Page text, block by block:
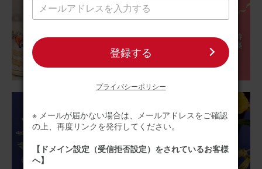
華やか〜
気分上がります
アレンジメント(カラフル) Sサイズ
いち 30代
可愛らしいサイズです
登録する
プライバシーポリシー
※ メールが届かない場合は、メールアドレスをご確認
の上、再度リンクを発行してください。
【ドメイン設定（受信拒否設定）をされているお客様
へ】